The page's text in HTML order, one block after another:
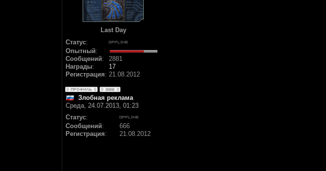
Last Day
Статус:
Опытный:
Сообщений:
2881
Награды:
17
Регистрация: 21.08.2012
Злобная реклама
Среда, 24.07.2013, 01:23
Статус:
Сообщений:
666
Регистрация: 21.08.2012